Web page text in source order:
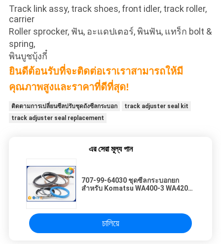
Track link assy, ​​track shoes, front idler, track roller,
carrier
Roller sprocker, ฟัน, อะแดปเตอร์, พินฟัน, แทร็ก bolt &
spring,
พินบูชบุ้งกี๋
ยินดีต้อนรับที่จะติดต่อเราเราสามารถให้มี
คุณภาพสูงและราคาที่ดีที่สุด!
ติดตามการเปลี่ยนซีลปรับชุดถังซีลกระบอก
track adjuster seal kit
track adjuster seal replacement
এর সেরা মূল্য পান
707-99-64030 ชุดซีลกระบอกยก
สำหรับ Komatsu WA400-3 WA420-3
চালিয়ে